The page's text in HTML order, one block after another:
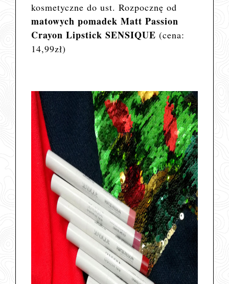
kosmetyczne do ust. Rozpocznę od
matowych pomadek Matt Passion
Crayon Lipstick SENSIQUE(cena:
14,99zł)